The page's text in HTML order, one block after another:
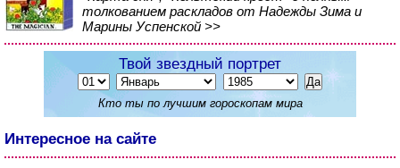
толкованием раскладов от Надежды Зима и
Марины Успенской >>
Твой звездный портрет
Кто ты по лучшим гороскопам мира
Интересное на сайте